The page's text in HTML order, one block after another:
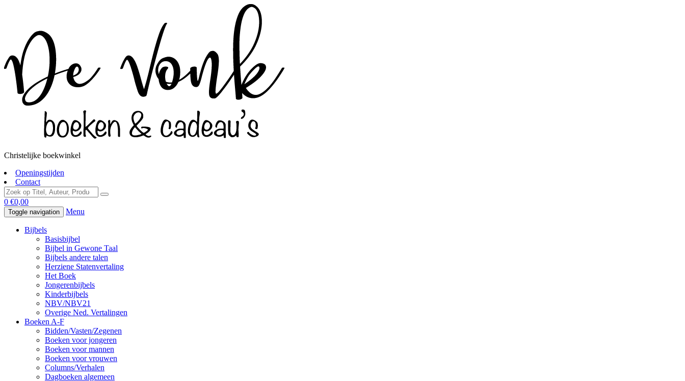
Christelijke boekwinkel
Openingstijden
Contact
0 €0,00
Toggle navigation Menu
Bijbels
Basisbijbel
Bijbel in Gewone Taal
Bijbels andere talen
Herziene Statenvertaling
Het Boek
Jongerenbijbels
Kinderbijbels
NBV/NBV21
Overige Ned. Vertalingen
Boeken A-F
Bidden/Vasten/Zegenen
Boeken voor jongeren
Boeken voor mannen
Boeken voor vrouwen
Columns/Verhalen
Dagboeken algemeen